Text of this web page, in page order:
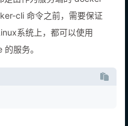
cli 命令之前，需要保证
系统上，都可以使用
服务。